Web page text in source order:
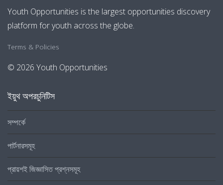
Youth Opportunities is the largest opportunities discovery
platform for youth across the globe.
Terms & Policies
© 2026 Youth Opportunities
ইয়ুথ অপরচুনিটিস
সম্পর্কে
পার্টনারসমূহ
প্রায়শই জিজ্ঞাসিত প্রশ্নসমূহ